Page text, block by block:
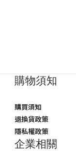
購物須知
購買須知
退換貨政策
隱私權政策
企業相關